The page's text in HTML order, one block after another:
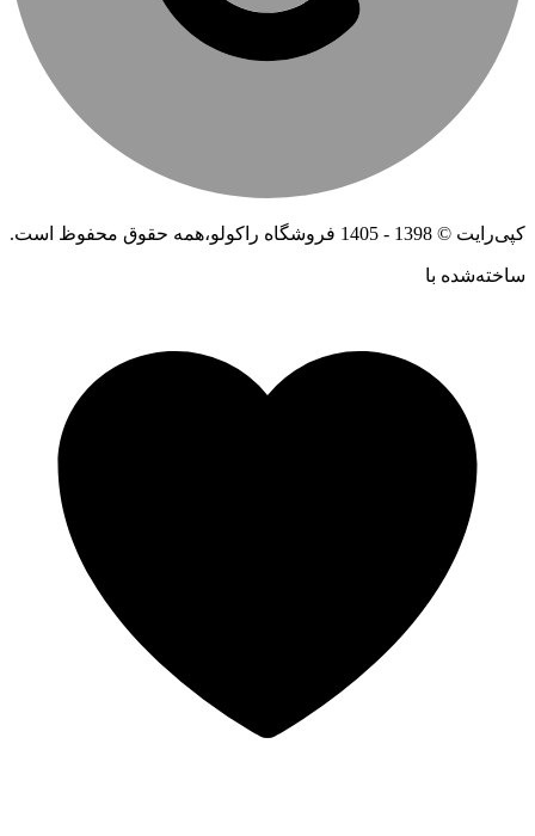
کپی‌رایت © 1398 - 1405 فروشگاه راکولو،همه حقوق محفوظ است.
ساخته‌شده ‌با